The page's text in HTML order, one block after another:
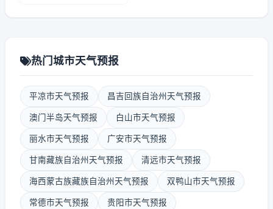
热门城市天气预报
平凉市天气预报 昌吉回族自治州天气预报
澳门半岛天气预报 白山市天气预报
丽水市天气预报 广安市天气预报
甘南藏族自治州天气预报 清远市天气预报
海西蒙古族藏族自治州天气预报 双鸭山市天气预报
常德市天气预报 贵阳市天气预报